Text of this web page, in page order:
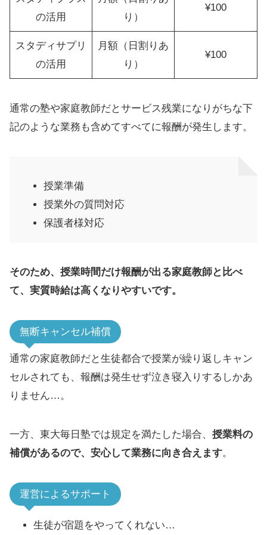
の活用
り）
¥100
スタディサプリ
の活用
月額（日割りあ
り）
¥100
通常の塾や家庭教師だとサービス残業になりがちな下
記のような業務も含めてすべてに報酬が発生します。
授業準備
授業外の質問対応
保護者様対応
そのため、授業時間だけ報酬が出る家庭教師と比べ
て、実質時給は高くなりやすいです。
無断キャンセル補償
通常の家庭教師だと生徒都合で授業が繰り返しキャン
セルされても、報酬は発生せず泣き寝入りするしかあ
りません…。
一方、東大毎日塾では規定を満たした場合、 授業料の
補償があるので、安心して業務に向き合えます。
運営によるサポート
生徒が宿題をやってくれない…